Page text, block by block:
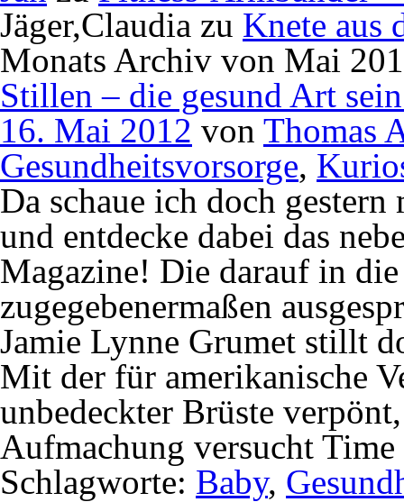
Jäger,Claudia zu Knete aus
Monats Archiv von Mai
Stillen – die gesund Art
16. Mai 2012 von Thomas
Gesundheitsvorsorge,
Da schaue ich doch
und entdecke dabei das
Magazine! Die darauf in
zugegebenermaßen
Jamie Lynne Grumet stillt
Mit der für amerikanische
unbedeckter Brüste
Aufmachung versucht
Schlagworte: Baby,